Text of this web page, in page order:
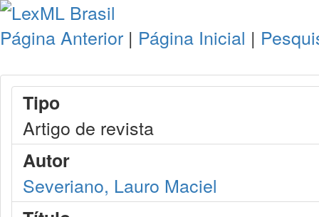
Página Anterior | Página Inicial |
Tipo
Artigo de revista
Autor
Severiano, Lauro Maciel